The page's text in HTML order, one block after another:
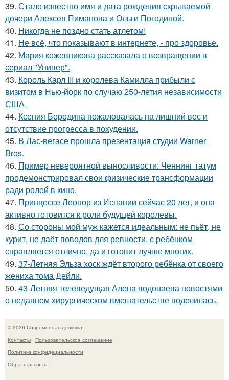
39. Стало известно имя и дата рождения скрываемой
дочери Алексея Пиманова и Ольги Погодиной.
40. Никогда не поздно стать атлетом!
41. Не всё, что показывают в интернете, - про здоровье.
42. Мария кожевникова рассказала о возвращении в
сериал "Универ".
43. Король Карл III и королева Камилла прибыли с
визитом в Нью-йорк по случаю 250-летия независимости
США.
44. Ксения Бородина пожаловалась на лишний вес и
отсутствие прогресса в похудении.
45. В Лас-вегасе прошла презентация студии Warner
Bros.
46. Пример невероятной выносливости: Ченнинг татум
продемонстрировал свои физические трансформации
ради ролей в кино.
47. Принцессе Леонор из Испании сейчас 20 лет, и она
активно готовится к роли будущей королевы.
48. Со стороны мой муж кажется идеальным: не пьёт, не
курит, не даёт поводов для ревности, с ребёнком
справляется отлично, да и готовит лучше многих.
49. 37-Летняя Эльза хоск ждёт второго ребёнка от своего
жениха тома Дейли.
50. 43-Летняя телеведущая Алена водонаева новостями
о недавнем хирургическом вмешательстве поделилась.
© 2026 Современная девушка
Контакты
Пользовательское соглашение
Политика конфидециальности
Обратная связь